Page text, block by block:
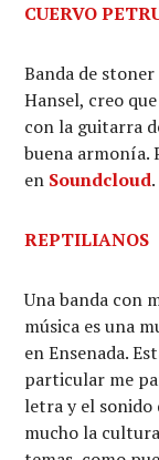
CUERVO
Banda de
Hansel, creo
con la guitarra
buena armonía.
en Soundcloud.
REPTILIANOS
Una banda con
música es una
en Ensenada.
particular me
letra y el
mucho la